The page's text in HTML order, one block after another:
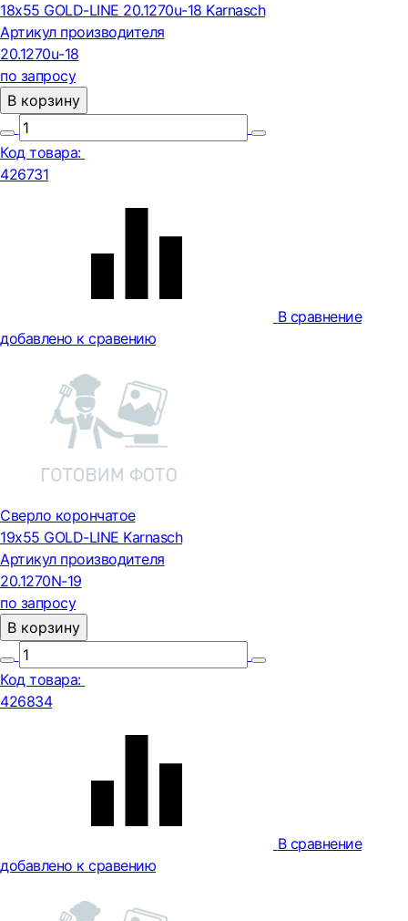
18х55 GOLD-LINE 20.1270u-18 Karnasch
Артикул производителя
20.1270u-18
по запросу
В корзину
Код товара:
426731
В сравнение
добавлено к сравению
Сверло корончатое
19х55 GOLD-LINE Karnasch
Артикул производителя
20.1270N-19
по запросу
В корзину
Код товара:
426834
В сравнение
добавлено к сравению